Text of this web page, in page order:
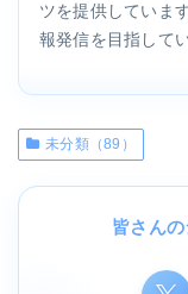
ツを提供していま
報発信を目指してい
未分類（89）
皆さん